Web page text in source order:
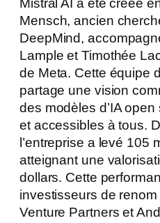
Mistral AI a été créée
Mensch, ancien
DeepMind,
Lample et Timothée
de Meta. Cette équipe
partage une vision
des modèles d’IA
et accessibles à tous.
l’entreprise a levé 105
atteignant une
dollars. Cette
investisseurs de
Venture Partners et